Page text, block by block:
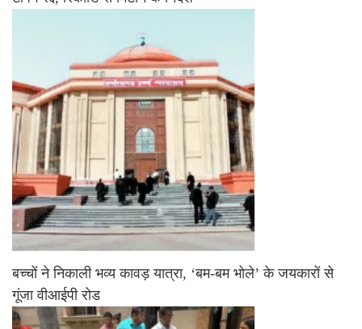
बच्चों ने निकाली भव्य कावड़ यात्रा, ‘बम-बम भोले’ के जयकारों से
गूंजा वीआईपी रोड